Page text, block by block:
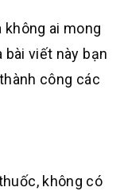
ai mong
bài viết này bạn
công các
không có